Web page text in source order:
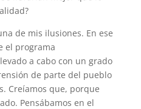
de mis ilusiones. En ese
el programa
a cabo con un grado
de parte del pueblo
Creíamos que, porque
Pensábamos en el